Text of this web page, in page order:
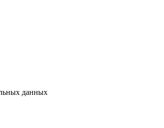
данных